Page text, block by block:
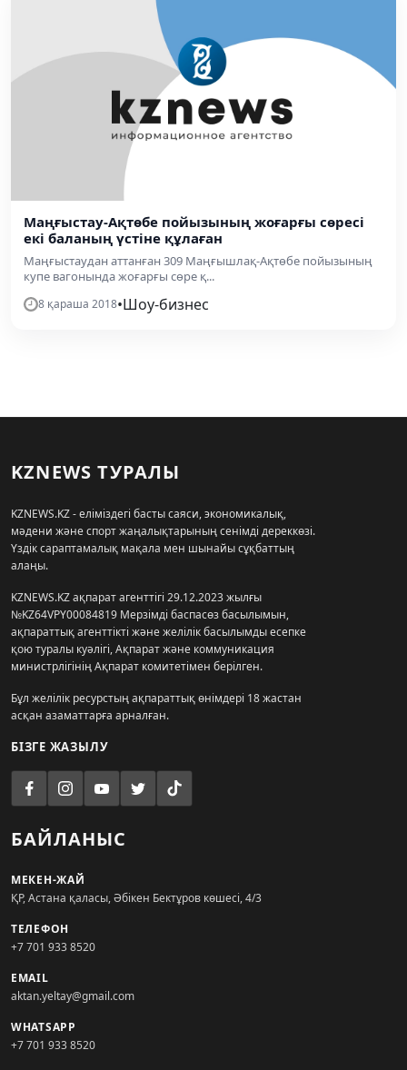
Маңғыстау-Ақтөбе пойызының жоғарғы сөресі
екі баланың үстіне құлаған
Маңғыстаудан аттанған 309 Маңғышлақ-Ақтөбе пойызының
купе вагонында жоғарғы сөре қ...
8 қараша 2018•Шоу-бизнес
KZNEWS ТУРАЛЫ
KZNEWS.KZ - еліміздегі басты саяси, экономикалық,
мәдени және спорт жаңалықтарының сенімді дереккөзі.
Үздік сараптамалық мақала мен шынайы сұқбаттың
алаңы.
KZNEWS.KZ ақпарат агенттігі 29.12.2023 жылғы
№KZ64VPY00084819 Мерзімді баспасөз басылымын,
ақпараттық агенттікті және желілік басылымды есепке
қою туралы куәлігі, Ақпарат және коммуникация
министрлігінің Ақпарат комитетімен берілген.
Бұл желілік ресурстың ақпараттық өнімдері 18 жастан
асқан азаматтарға арналған.
БІЗГЕ ЖАЗЫЛУ
БАЙЛАНЫС
МЕКЕН-ЖАЙ
ҚР, Астана қаласы, Әбікен Бектұров көшесі, 4/3
ТЕЛЕФОН
+7 701 933 8520
EMAIL
aktan.yeltay@gmail.com
WHATSAPP
+7 701 933 8520